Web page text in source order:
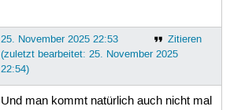
Zitieren
25. November 2025 22:53
(zuletzt bearbeitet: 25. November 2025
22:54)
Und man kommt natürlich auch nicht mal